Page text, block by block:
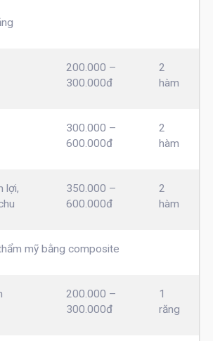
200.000 –
300.000đ
2
hàm
300.000 –
600.000đ
2
hàm
lợi,
350.000 –
600.000đ
2
hàm
mỹ bằng composite
200.000 –
300.000đ
1
răng